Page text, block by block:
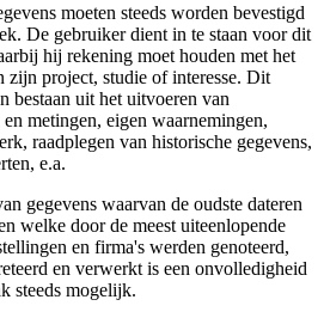
moeten steeds worden bevestigd
De gebruiker dient in te staan voor dit
hij rekening moet houden met het
zijn project, studie of interesse. Dit
bestaan uit het uitvoeren van
metingen, eigen waarnemingen,
raadplegen van historische gegevens,
e.a.
gegevens waarvan de oudste dateren
welke door de meest uiteenlopende
en firma's werden genoteerd,
en verwerkt is een onvolledigheid
steeds mogelijk.